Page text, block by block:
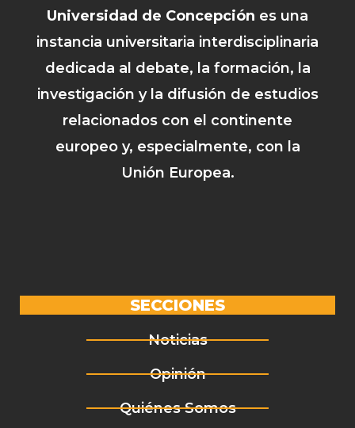
Universidad de Concepción es una
instancia universitaria interdisciplinaria
dedicada al debate, la formación, la
investigación y la difusión de estudios
relacionados con el continente
europeo y, especialmente, con la
Unión Europea.
SECCIONES
Noticias
Opinión
Quiénes Somos